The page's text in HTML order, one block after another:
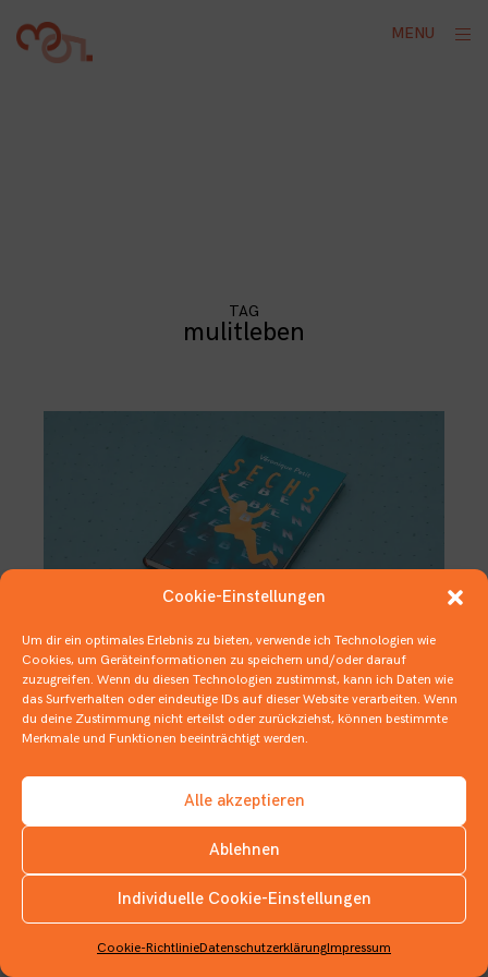
Cookie-Einstellungen
Um dir ein optimales Erlebnis zu bieten, verwende ich Technologien wie
Cookies, um Geräteinformationen zu speichern und/oder darauf
zuzugreifen. Wenn du diesen Technologien zustimmst, kann ich Daten wie
das Surfverhalten oder eindeutige IDs auf dieser Website verarbeiten. Wenn
du deine Zustimmung nicht erteilst oder zurückziehst, können bestimmte
Merkmale und Funktionen beeinträchtigt werden.
Alle akzeptieren
Ablehnen
Individuelle Cookie-Einstellungen
Cookie-RichtlinieDatenschutzerklärungImpressum
content
MENU
INSTAGRAM
TAG
mulitleben
Multileben auf Sinnsuche
20. FEBRUAR 2022
1 BUCH IN 3 ZITATEN ,1 BUCH IN …,JUGENDBÜCHER